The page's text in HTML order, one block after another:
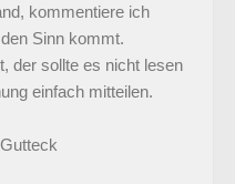
kommentiere ich
Sinn kommt.
der sollte es nicht lesen
einfach mitteilen.